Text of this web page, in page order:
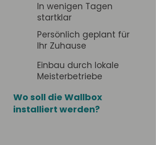
In wenigen Tagen
startklar
Persönlich geplant für
Ihr Zuhause
Einbau durch lokale
Meisterbetriebe
Wo soll die Wallbox
installiert werden?